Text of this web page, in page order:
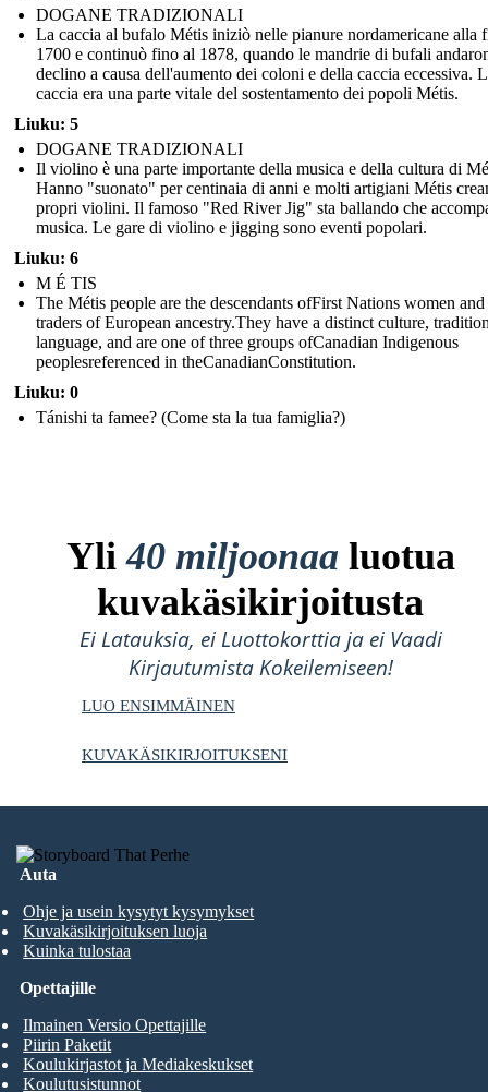
DOGANE TRADIZIONALI
La caccia al bufalo Métis iniziò nelle pianure nordamericane alla
1700 e continuò fino al 1878, quando le mandrie di bufali
declino a causa dell'aumento dei coloni e della caccia eccessiva.
caccia era una parte vitale del sostentamento dei popoli Métis.
Liuku: 5
DOGANE TRADIZIONALI
Il violino è una parte importante della musica e della cultura di
Hanno "suonato" per centinaia di anni e molti artigiani Métis
propri violini. Il famoso "Red River Jig" sta ballando che
musica. Le gare di violino e jigging sono eventi popolari.
Liuku: 6
M É TIS
The Métis people are the descendants ofFirst Nations women
traders of European ancestry.They have a distinct culture,
language, and are one of three groups ofCanadian Indigenous
peoplesreferenced in theCanadianConstitution.
Liuku: 0
Tánishi ta famee? (Come sta la tua famiglia?)
Yli40 miljoonaa luotua
kuvakäsikirjoitusta
Ei Latauksia, ei Luottokorttia ja ei Vaadi
Kirjautumista Kokeilemiseen!
LUO ENSIMMÄINEN
KUVAKÄSIKIRJOITUKSENI
Auta
Ohje ja usein kysytyt kysymykset
Kuvakäsikirjoituksen luoja
Kuinka tulostaa
Opettajille
Ilmainen Versio Opettajille
Piirin Paketit
Koulukirjastot ja Mediakeskukset
Koulutusistunnot